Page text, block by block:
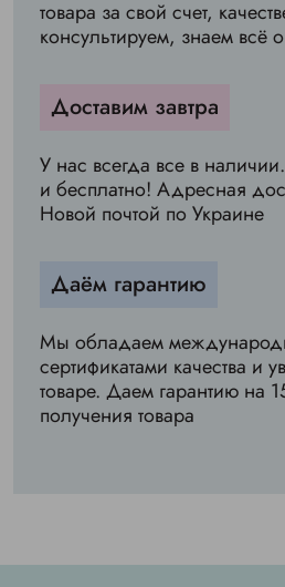
товара за свой счет,
консультируем, знаем всё
Доставим завтра
У нас всегда все в
и бесплатно! Адресная
Новой почтой по Украине
Даём гарантию
Мы обладаем
сертификатами качества и
товаре. Даем гарантию на
получения товара